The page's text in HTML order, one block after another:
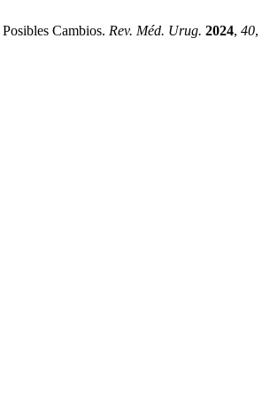
Cambios. Rev. Méd. Urug. 2024, 40,